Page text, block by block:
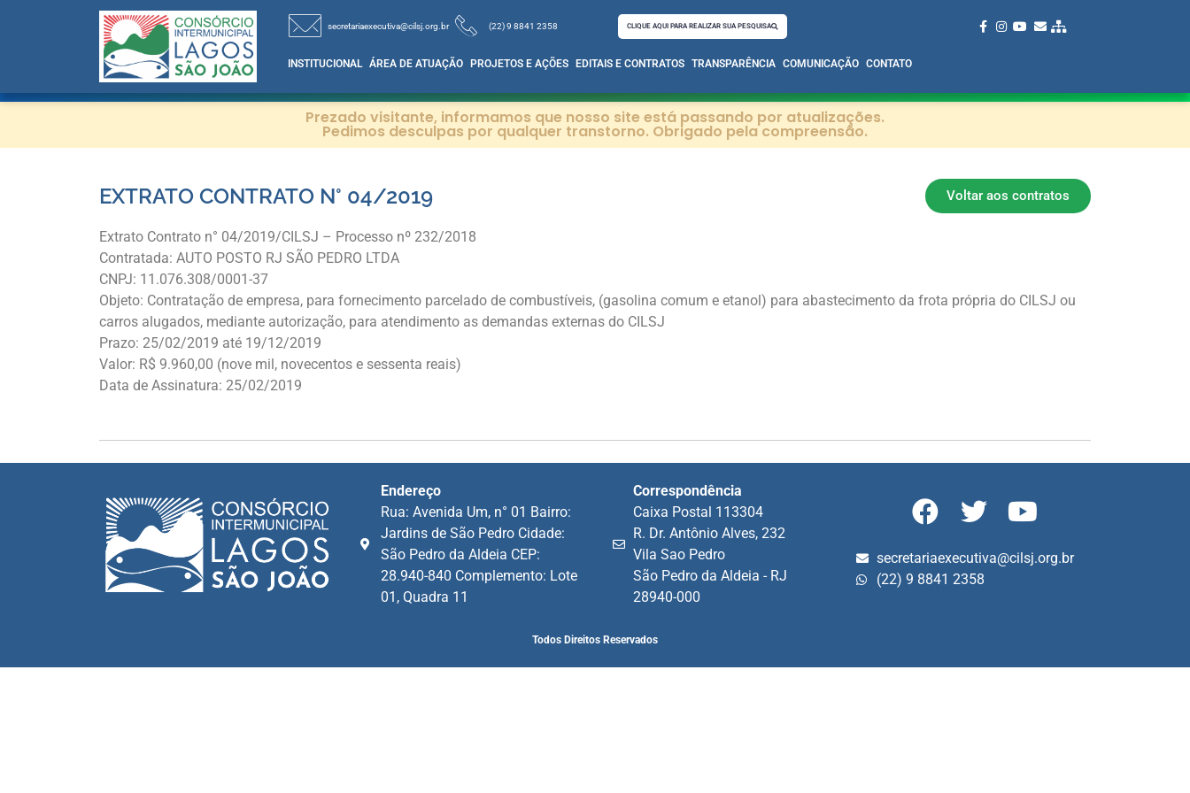
secretariaexecutiva@cilsj.org.br (22) 9 8841 2358 CLIQUE AQUI PARA REALIZAR SUA PESQUISA
INSTITUCIONAL ÁREA DE ATUAÇÃO PROJETOS E AÇÕES EDITAIS E CONTRATOS TRANSPARÊNCIA COMUNICAÇÃO CONTATO
Prezado visitante, informamos que nosso site está passando por atualizações.
Pedimos desculpas por qualquer transtorno. Obrigado pela compreensão.
EXTRATO CONTRATO N° 04/2019 Voltar aos contratos
Extrato Contrato n° 04/2019/CILSJ – Processo nº 232/2018
Contratada: AUTO POSTO RJ SÃO PEDRO LTDA
CNPJ: 11.076.308/0001-37
Objeto: Contratação de empresa, para fornecimento parcelado de combustíveis, (gasolina comum e etanol) para abastecimento da frota própria do CILSJ ou
carros alugados, mediante autorização, para atendimento as demandas externas do CILSJ
Prazo: 25/02/2019 até 19/12/2019
Valor: R$ 9.960,00 (nove mil, novecentos e sessenta reais)
Data de Assinatura: 25/02/2019
Endereço
Rua: Avenida Um, n° 01 Bairro:
Jardins de São Pedro Cidade:
São Pedro da Aldeia CEP:
28.940-840 Complemento: Lote
01, Quadra 11
Correspondência
Caixa Postal 113304
R. Dr. Antônio Alves, 232
Vila Sao Pedro
São Pedro da Aldeia - RJ
28940-000
secretariaexecutiva@cilsj.org.br
(22) 9 8841 2358
Todos Direitos Reservados